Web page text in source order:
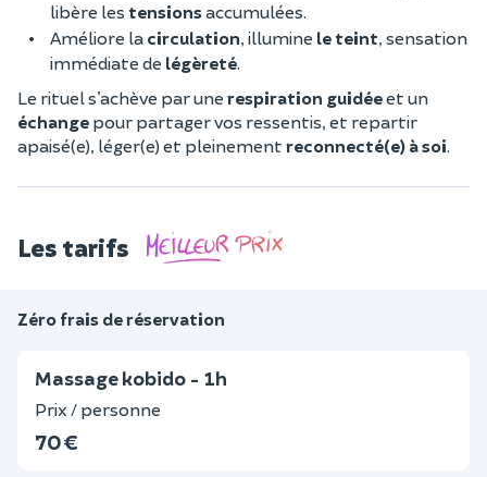
libère les tensionsaccumulées.
Améliore la circulation, illumine le teint, sensation
immédiate de légèreté.
Le rituel s’achève par une respiration guidéeet un
échange pour partager vos ressentis, et repartir
apaisé(e), léger(e) et pleinement reconnecté(e) à soi.
Les tarifs
Zéro frais de réservation
Massage kobido - 1h
Prix / personne
70 €